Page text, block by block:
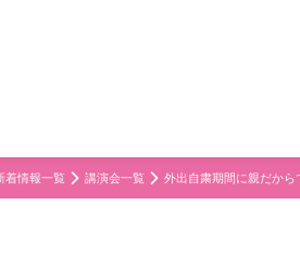
着情報一覧 講演会一覧 外出自粛期間に親だから